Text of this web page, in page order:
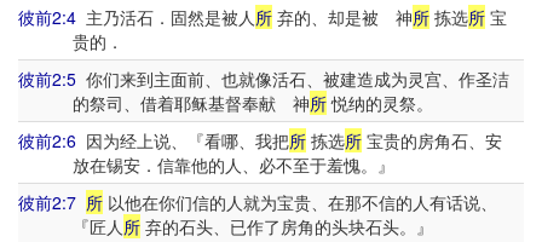
彼前2:4 主乃活石．固然是被人所 弃的、却是被 神所 拣选所 宝
贵的．
彼前2:5 你们来到主面前、也就像活石、被建造成为灵宫、作圣洁
的祭司、借着耶稣基督奉献 神所悦纳的灵祭。
彼前2:6 因为经上说、『看哪、我把所 拣选所 宝贵的房角石、安
放在锡安．信靠他的人、必不至于羞愧。』
彼前2:7 所 以他在你们信的人就为宝贵、在那不信的人有话说、
『匠人所弃的石头、已作了房角的头块石头。』